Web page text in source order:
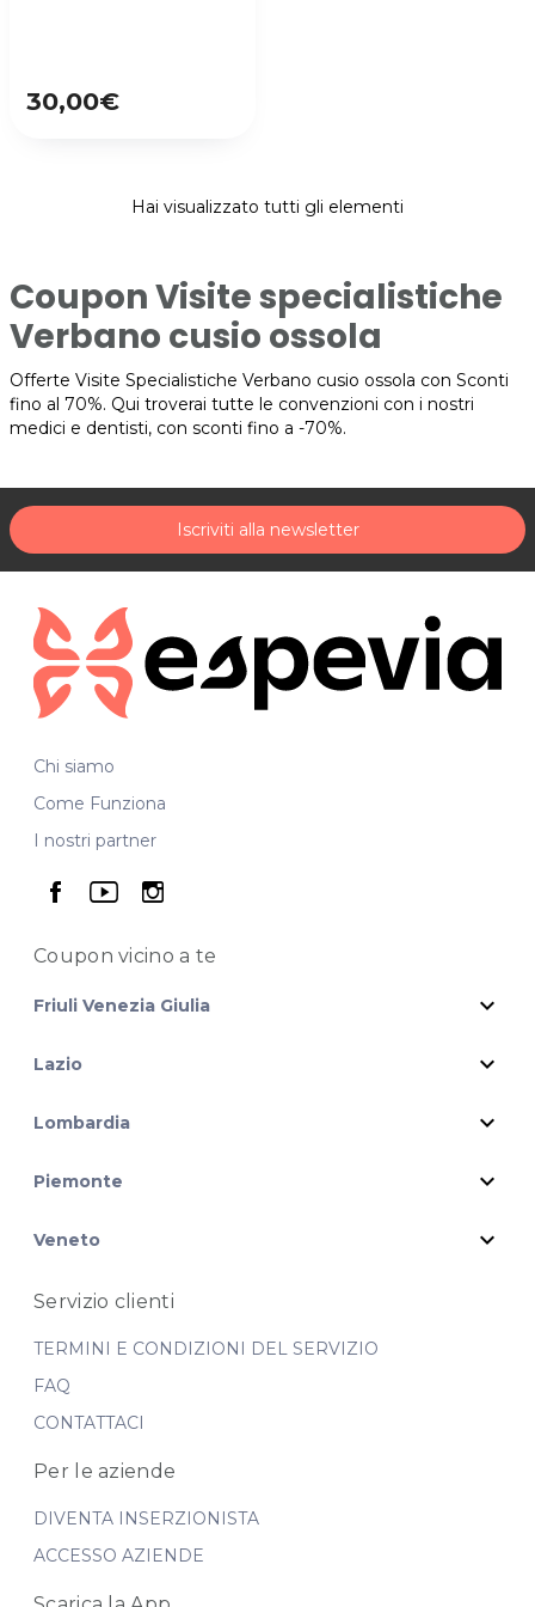
30,00€
Hai visualizzato tutti gli elementi
Coupon Visite specialistiche
Verbano cusio ossola
Offerte Visite Specialistiche Verbano cusio ossola con Sconti
fino al 70%. Qui troverai tutte le convenzioni con i nostri
medici e dentisti, con sconti fino a -70%.
Iscriviti alla newsletter
Chi siamo
Come Funziona
I nostri partner
seguici su facebook
seguici su youtube
seguici su instagram
Coupon vicinoa te
Friuli Venezia Giulia expand_more
Lazio expand_more
Lombardia expand_more
Piemonte expand_more
Veneto expand_more
Servizio clienti
TERMINI E CONDIZIONI DEL SERVIZIO
FAQ
CONTATTACI
Per le aziende
DIVENTA INSERZIONISTA
ACCESSO AZIENDE